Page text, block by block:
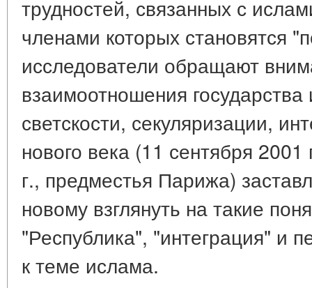
трудностей, связанных с
членами которых становятся
исследователи обращают
взаимоотношения
светскости, секуляризации,
нового века (11 сентября
г., предместья Парижа)
новому взглянуть на такие
"Республика", "интеграция" и
к теме ислама.